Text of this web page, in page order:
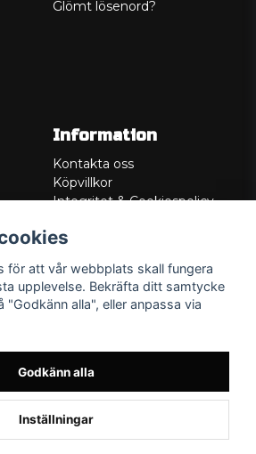
Glömt lösenord?
Information
Kontakta oss
Köpvillkor
Integritet & Cookiespolicy
Service/Garanti
Lådritning
Om oss
för att vår webbplats skall fungera
upplevelse. Bekräfta ditt samtycke
alla", eller anpassa via
Godkänn alla
Inställningar